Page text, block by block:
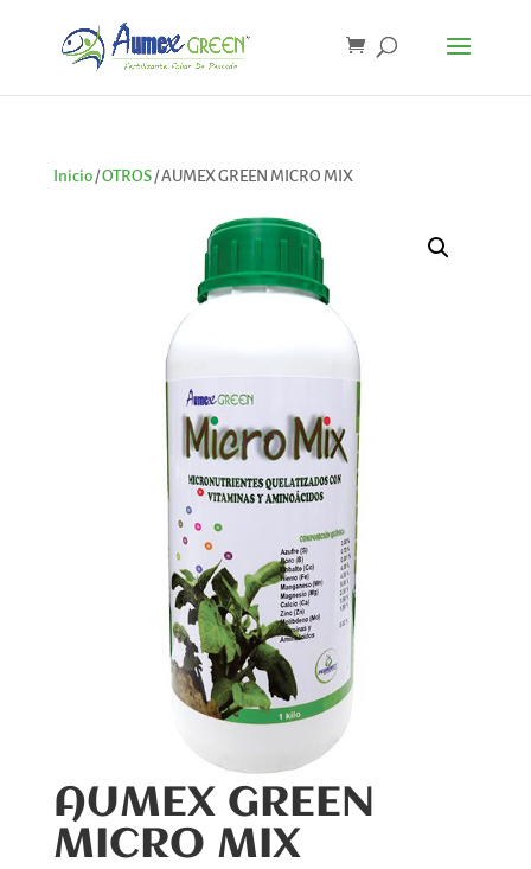
Inicio/OTROS/ AUMEX GREEN MICRO MIX
AUMEX GREEN
MICRO MIX